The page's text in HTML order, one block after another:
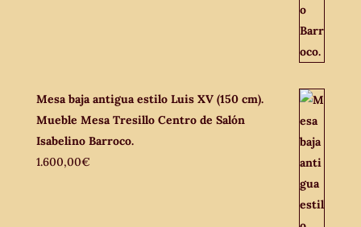
Mesa baja antigua estilo Luis XV (150 cm).
Mueble Mesa Tresillo Centro de Salón
Isabelino Barroco.
1.600,00€